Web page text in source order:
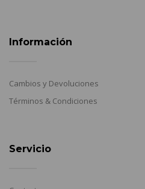
Información
Cambios y Devoluciones
Términos & Condiciones
Servicio